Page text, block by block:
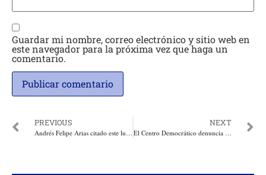
Guardar mi nombre, correo electrónico y sitio web en
este navegador para la próxima vez que haga un
comentario.
PREVIOUS
Andrés Felipe Arias citado este lunes por una Corte de Miami por revisión de un recurso de amparo contra la extradición a Colombia
NEXT
El Centro Democrático denuncia y rechaza descalificaciones de De La Calle contra sus líderes y su Partido